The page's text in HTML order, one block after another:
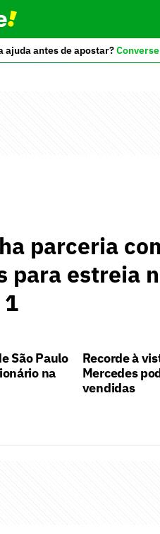
ajuda antes de apostar?
parceria
para estreia
São Paulo
na
Recorde à
Mercedes
vendidas